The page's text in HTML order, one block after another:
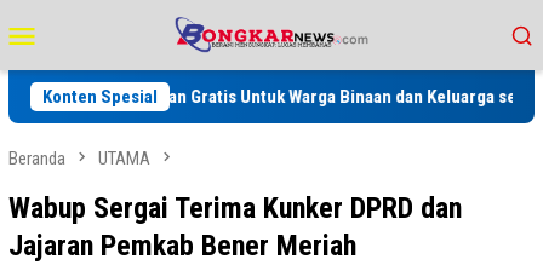
ke
kontenMobile
Konten Spesial
Kesehatan Gratis Untuk Warga Binaan dan Keluarga serta
Beranda UTAMA
Wabup Sergai Terima Kunker DPRD dan
Jajaran Pemkab Bener Meriah